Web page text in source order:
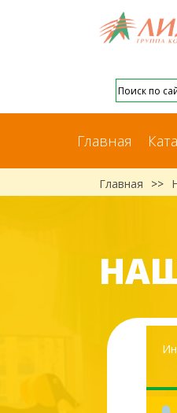
Главная
Главная >>